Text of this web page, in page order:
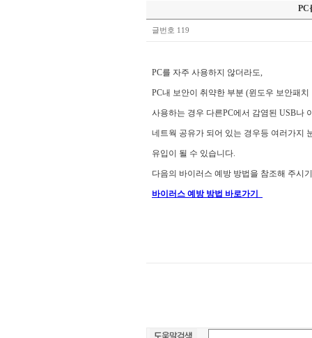
PC
글번호 119
PC를 자주 사용하지 않더라도,
PC내 보안이 취약한 부분 (윈도우 보안패
사용하는 경우 다른PC에서 감염된 USB나
네트웍 공유가 되어 있는 경우등 여러가지
유입이 될 수 있습니다.
다음의 바이러스 예방 방법을 참조해 주시
바이러스 예방 방법 바로가기